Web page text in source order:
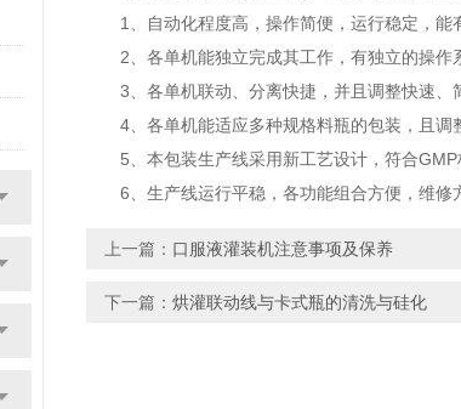
1、自动化程度高，操作简便，运行稳定，能
2、各单机能独立完成其工作，有独立的操作
3、各单机联动、分离快捷，并且调整快速、
4、各单机能适应多种规格料瓶的包装，且调
5、本包装生产线采用新工艺设计，符合GMP
6、生产线运行平稳，各功能组合方便，维修
上一篇： 口服液灌装机注意事项及保养
下一篇： 烘灌联动线与卡式瓶的清洗与硅化